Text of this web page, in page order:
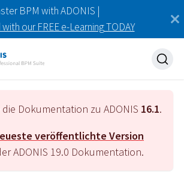
BPM with ADONIS |
our FREE e-Learning TODAY
die Dokumentation zu ADONIS 16.1.
veröffentlichte Version
ADONIS 19.0 Dokumentation.